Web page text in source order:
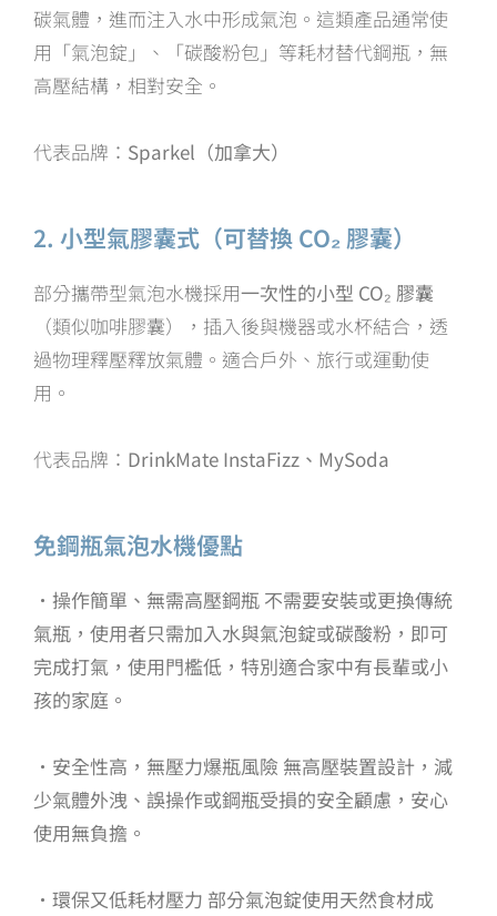
碳氣體，進而注入水中形成氣泡。這類產品通常使
用「氣泡錠」、「碳酸粉包」等耗材替代鋼瓶，無
高壓結構，相對安全。
代表品牌： Sparkel（加拿大）
2. 小型氣膠囊式（可替換 CO₂ 膠囊）
部分攜帶型氣泡水機採用一次性的小型 CO₂ 膠囊
（類似咖啡膠囊），插入後與機器或水杯結合，透
過物理釋壓釋放氣體。適合戶外、旅行或運動使
用。
代表品牌： DrinkMate InstaFizz、MySoda
免鋼瓶氣泡水機優點
・ 操作簡單、無需高壓鋼瓶 不需要安裝或更換傳統
氣瓶，使用者只需加入水與氣泡錠或碳酸粉，即可
完成打氣，使用門檻低，特別適合家中有長輩或小
孩的家庭。
・ 安全性高，無壓力爆瓶風險 無高壓裝置設計，減
少氣體外洩、誤操作或鋼瓶受損的安全顧慮，安心
使用無負擔。
・ 環保又低耗材壓力 部分氣泡錠使用天然食材成